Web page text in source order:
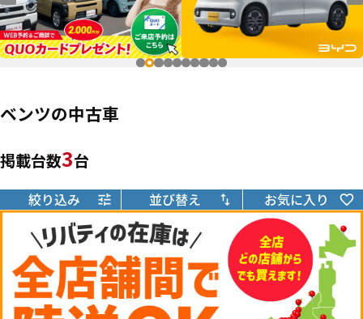
ベンツの中古車
掲載台数3台
絞り込み 並び替え お気に入り